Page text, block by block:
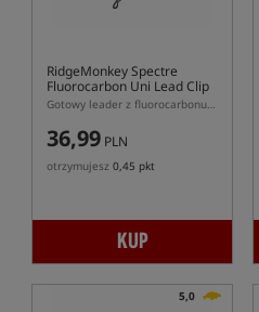
RidgeMonkey Spectre
Fluorocarbon Uni Lead Clip
Leader
Gotowy leader z fluorocarbonu Spectre z bezpiecznym klipsem Uni Lead Clip
36,99 PLN
otrzymujesz 0,45 pkt
KUP
5,0